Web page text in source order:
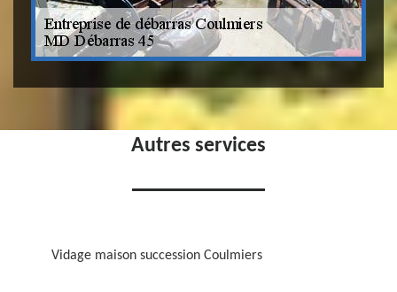
Autres services
Vidage maison succession Coulmiers